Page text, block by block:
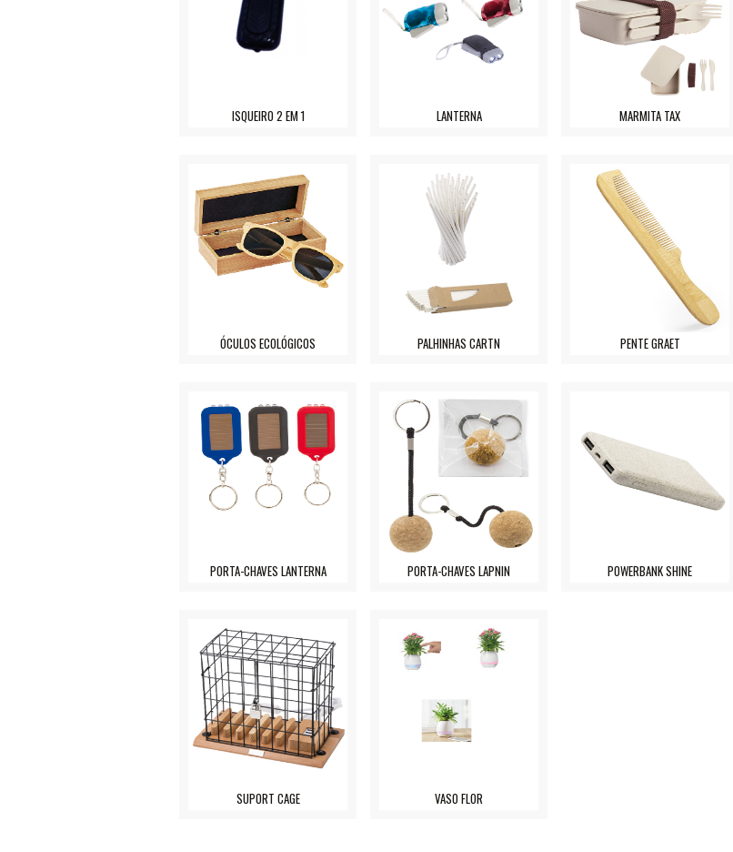
ISQUEIRO 2 EM 1 LANTERNA MARMITA TAX
ÓCULOS ECOLÓGICOS PALHINHAS CARTN PENTE GRAET
PORTA-CHAVES LANTERNA PORTA-CHAVES LAPNIN POWERBANK SHINE
SUPORT CAGE VASO FLOR